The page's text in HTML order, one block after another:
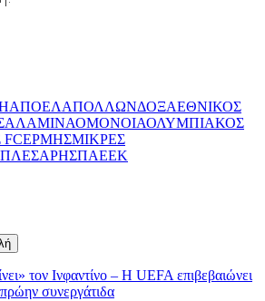
ΑΠΟΕΛΑΠΟΛΛΩΝΔΟΞΑΕΘΝΙΚΟΣ
ΟΜΟΝΟΙΑΟΛΥΜΠΙΑΚΟΣ
ΕΡΜΗΣΜΙΚΡΕΣ
ΑΡΗΣΠΑΕΕΚ
τον Ινφαντίνο – Η UEFA επιβεβαιώνει
συνεργάτιδα